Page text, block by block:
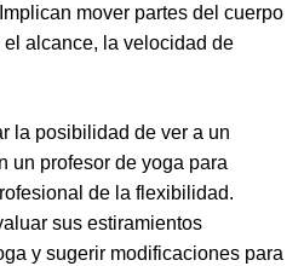
mover partes del cuerpo
alcance, la velocidad de
la posibilidad de ver a un
un profesor de yoga para
de la flexibilidad.
sus estiramientos
y sugerir modificaciones para